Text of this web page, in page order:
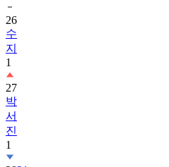
26
수
지
1
27
박
서
진
1